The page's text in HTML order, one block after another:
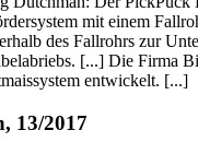
mit einem
des Fallrohrs zur
[...] Die Firma
entwickelt. [...]
13/2017